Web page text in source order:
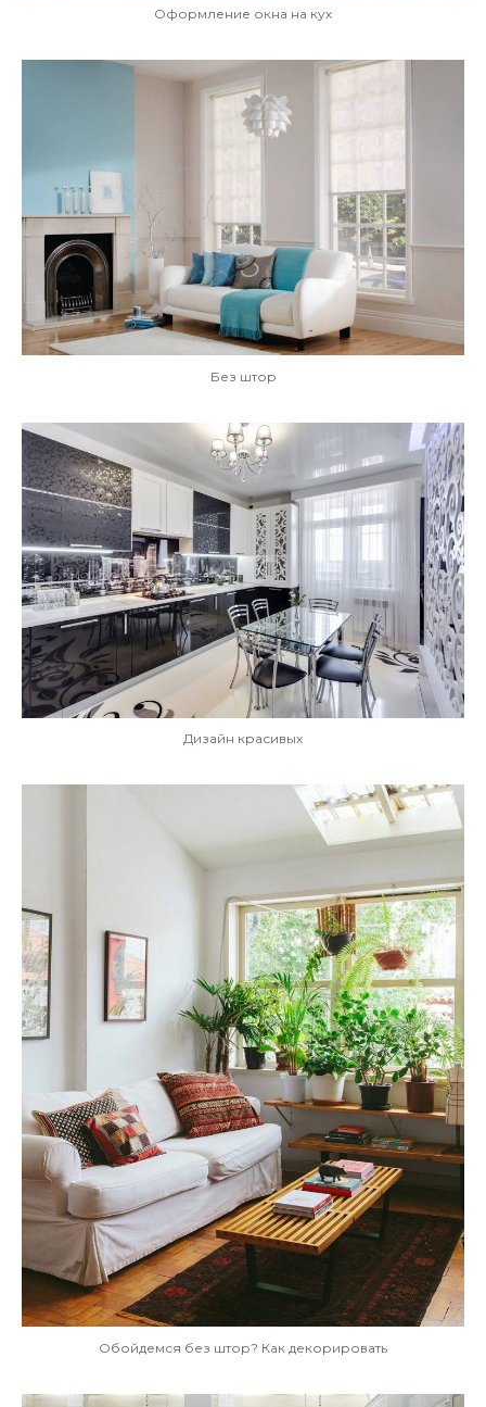
Оформление окна на кух
Без штор
Дизайн красивых
Обойдемся без штор? Как декорировать